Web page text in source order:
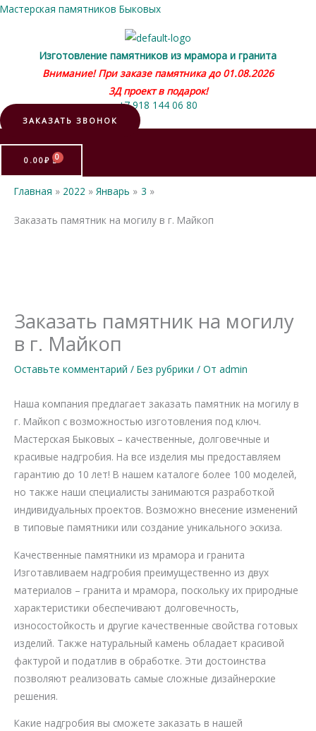
Мастерская памятников Быковых
Изготовление памятников из мрамора и гранита
Внимание! При заказе памятника до 01.08.2026
3Д проект в подарок!
+7 918 144 06 80
ЗАКАЗАТЬ ЗВОНОК
Меню
0.00₽
Главная 2022 Январь 3
Заказать памятник на могилу в г. Майкоп
Заказать памятник на могилу
в г. Майкоп
Оставьте комментарий / Без рубрики / От admin
Наша компания предлагает заказать памятник на могилу в
г. Майкоп с возможностью изготовления под ключ.
Мастерская Быковых – качественные, долговечные и
красивые надгробия. На все изделия мы предоставляем
гарантию до 10 лет! В нашем каталоге более 100 моделей,
но также наши специалисты занимаются разработкой
индивидуальных проектов. Возможно внесение изменений
в типовые памятники или создание уникального эскиза.
Качественные памятники из мрамора и гранита
Изготавливаем надгробия преимущественно из двух
материалов – гранита и мрамора, поскольку их природные
характеристики обеспечивают долговечность,
износостойкость и другие качественные свойства готовых
изделий. Также натуральный камень обладает красивой
фактурой и податлив в обработке. Эти достоинства
позволяют реализовать самые сложные дизайнерские
решения.
Какие надгробия вы сможете заказать в нашей